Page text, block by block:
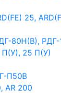
25,
80Н(В), РДГ-
П(У), 25 П(У)
П50В
AR 200